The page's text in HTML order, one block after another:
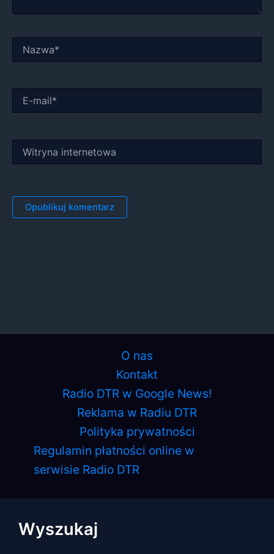
mail*
internetowa
O nas
Kontakt
Radio DTR w Google News!
Reklama w Radiu DTR
Polityka prywatności
Regulamin płatności online w
serwisie Radio DTR
Wyszukaj